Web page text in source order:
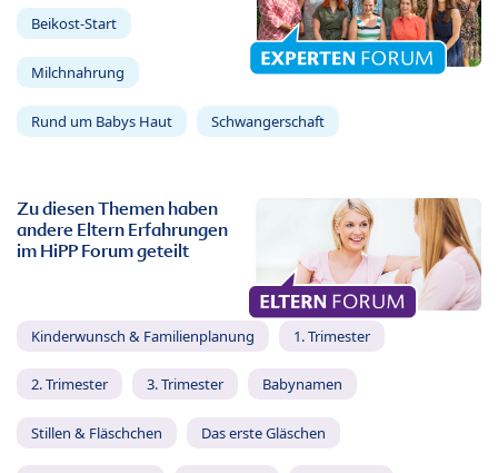
Beikost-Start
Milchnahrung
Rund um Babys Haut Schwangerschaft
Zu diesen Themen haben
andere Eltern Erfahrungen
im HiPP Forum geteilt
Kinderwunsch & Familienplanung 1. Trimester
2. Trimester 3. Trimester Babynamen
Stillen & Fläschchen Das erste Gläschen